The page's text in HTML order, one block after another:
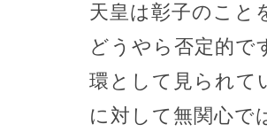
天皇は彰子のこと
どうやら否定的で
環として見られて
に対して無関心で